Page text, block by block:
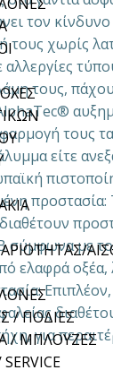
/ ΠΟΔΙΕΣ
/ ΜΠΛΟΥΖΕΣ
τον
χωρίς
αλλεργίες
τους,
τους
είτε
προστασία:
σύμφωνα με
ελαφρά οξέα,
για